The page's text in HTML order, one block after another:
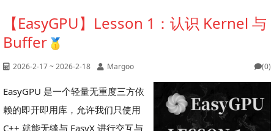
【EasyGPU】Lesson 1：认识 Kernel 与
Buffer
2026-2-17 ~ 2026-2-18 Margoo (0)
EasyGPU 是一个轻量无重度三方依
赖的即开即用库，允许我们只使用
C++ 就能无缝与 EasyX 进行交互与